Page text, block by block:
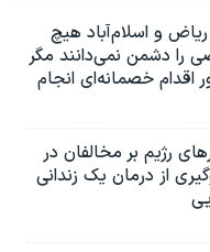
ریاض و اسلام‌آباد هیچ
را دشمن نمی‌دانند مگر
اقدام خصمانه‌ای انجام
رژیم بر مخالفان در
از درمان یک زندانی